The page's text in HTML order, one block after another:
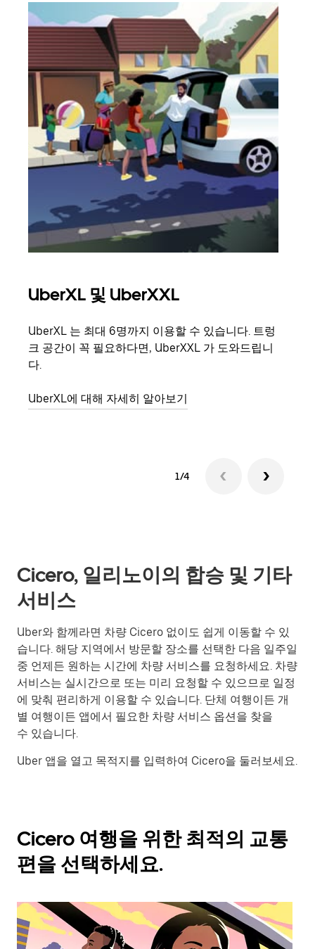
UberXL 및 UberXXL
UberXL 는 최대 6명까지 이용할 수 있습니다. 트렁
크 공간이 꼭 필요하다면, UberXXL 가 도와드립니
다.
UberXL에 대해 자세히 알아보기
1/4
Cicero, 일리노이의 합승 및 기타
서비스
Uber와 함께라면 차량 Cicero 없이도 쉽게 이동할 수 있
습니다. 해당 지역에서 방문할 장소를 선택한 다음 일주일
중 언제든 원하는 시간에 차량 서비스를 요청하세요. 차량
서비스는 실시간으로 또는 미리 요청할 수 있으므로 일정
에 맞춰 편리하게 이용할 수 있습니다. 단체 여행이든 개
별 여행이든 앱에서 필요한 차량 서비스 옵션을 찾을
수 있습니다.
Uber 앱을 열고 목적지를 입력하여 Cicero을 둘러보세요.
Cicero 여행을 위한 최적의 교통
편을 선택하세요.